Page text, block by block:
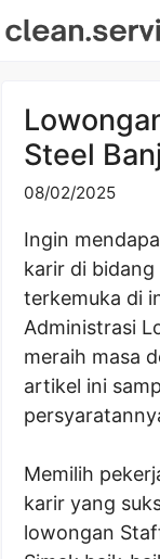
Steel
08/02/2025
Ingin
karir di bidang
terkemuka di
Administrasi
meraih masa
artikel ini
Memilih
karir yang
lowongan